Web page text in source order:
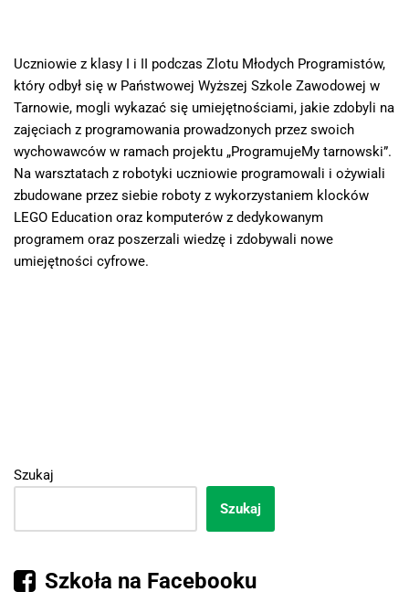
Uczniowie z klasy I i II podczas Zlotu Młodych Programistów,
który odbył się w Państwowej Wyższej Szkole Zawodowej w
Tarnowie, mogli wykazać się umiejętnościami, jakie zdobyli na
zajęciach z programowania prowadzonych przez swoich
wychowawców w ramach projektu „ProgramujeMy tarnowski”.
Na warsztatach z robotyki uczniowie programowali i ożywiali
zbudowane przez siebie roboty z wykorzystaniem klocków
LEGO Education oraz komputerów z dedykowanym
programem oraz poszerzali wiedzę i zdobywali nowe
umiejętności cyfrowe.
Szukaj
Szukaj
Szkoła na Facebooku